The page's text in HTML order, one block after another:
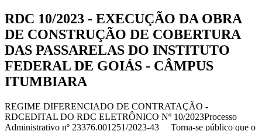
RDC 10/2023 - EXECUÇÃO DA OBRA
DE CONSTRUÇÃO DE COBERTURA
DAS PASSARELAS DO INSTITUTO
FEDERAL DE GOIÁS - CÂMPUS
ITUMBIARA
REGIME DIFERENCIADO DE CONTRATAÇÃO -
RDCEDITAL DO RDC ELETRÔNICO Nº 10/2023Processo
Administrativo nº 23376.001251/2023-43 Torna-se público que o